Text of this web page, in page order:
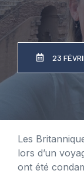
23
Les
lors d’un
ont été